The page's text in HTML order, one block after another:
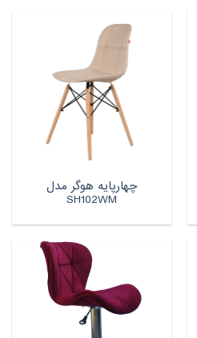
چهارپایه هوگر مدل
SH102WM